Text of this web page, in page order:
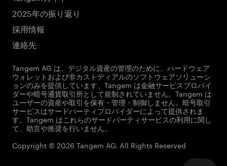
2025年の振り返り
採用情報
連絡先
Tangem AG は、デジタル資産の管理のために、ハードウェア
ウォレットおよび非カストディアルのソフトウェアソリューシ
ョンのみを提供しています。Tangem は金融サービスプロバイ
ダーや暗号通貨取引所として規制されていません。Tangem は
ユーザーの資産や取引を保有・管理・制御しません。暗号取引
サービスはサードパーティプロバイダーによって提供されま
す。Tangem はこれらのサードパーティサービスの利用に関し
て、助言や推奨を行いません。